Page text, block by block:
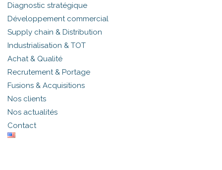
Diagnostic stratégique
Développement commercial
Supply chain & Distribution
Industrialisation & TOT
Achat & Qualité
Recrutement & Portage
Fusions & Acquisitions
Nos clients
Nos actualités
Contact